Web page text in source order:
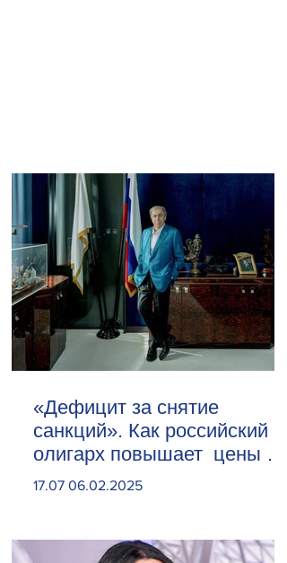
«Дефицит за снятие
санкций». Как российский
олигарх повышает цены на
сливочное масло
17.07 06.02.2025